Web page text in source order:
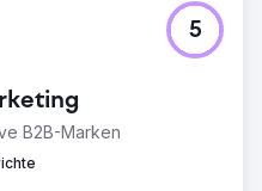
B2B-Marken
5